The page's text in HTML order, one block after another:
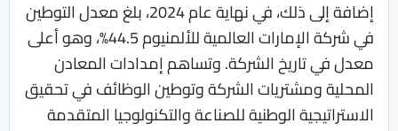
إضافة إلى ذلك، في نهاية عام 2024، بلغ معدل التوطين
في شركة الإمارات العالمية للألمنيوم 44.5%، وهو أعلى
معدل في تاريخ الشركة. وتساهم إمدادات المعادن
المحلية ومشتريات الشركة وتوطين الوظائف في تحقيق
الاستراتيجية الوطنية للصناعة والتكنولوجيا المتقدمة